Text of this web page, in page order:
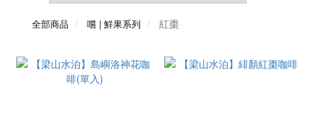
全部商品 嚐 | 鮮果系列 紅棗